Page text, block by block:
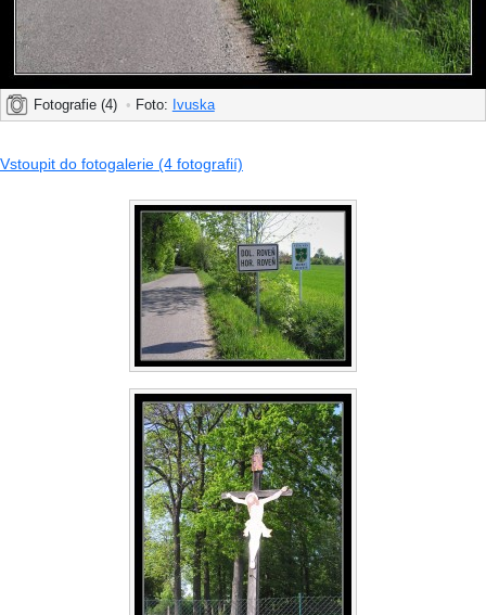
Fotografie (4) • Foto: Ivuska
Vstoupit do fotogalerie (4 fotografií)